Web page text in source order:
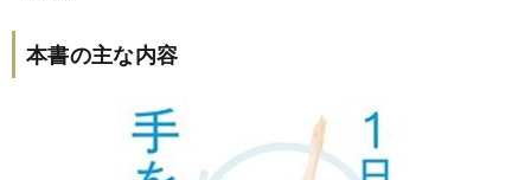
本書の主な内容